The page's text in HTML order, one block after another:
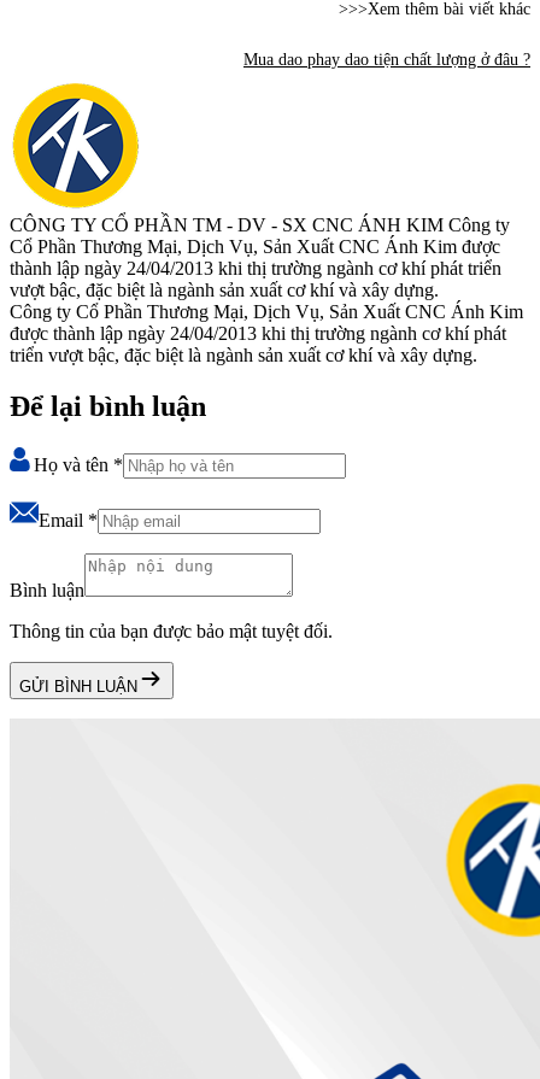
>>>Xem thêm bài viết khác
Mua dao phay dao tiện chất lượng ở đâu ?
CÔNG TY CỔ PHẦN TM - DV - SX CNC ÁNH KIM Công ty
Cổ Phần Thương Mại, Dịch Vụ, Sản Xuất CNC Ánh Kim được
thành lập ngày 24/04/2013 khi thị trường ngành cơ khí phát triển
vượt bậc, đặc biệt là ngành sản xuất cơ khí và xây dựng.
Công ty Cổ Phần Thương Mại, Dịch Vụ, Sản Xuất CNC Ánh Kim
được thành lập ngày 24/04/2013 khi thị trường ngành cơ khí phát
triển vượt bậc, đặc biệt là ngành sản xuất cơ khí và xây dựng.
Để lại bình luận
Họ và tên *
Email *
Bình luận
Thông tin của bạn được bảo mật tuyệt đối.
GỬI BÌNH LUẬN